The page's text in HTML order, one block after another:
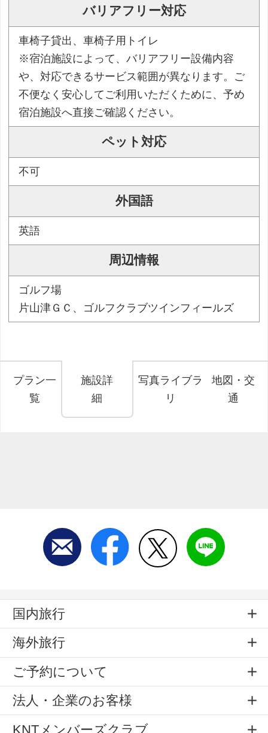
バリアフリー対応
車椅子貸出、車椅子用トイレ
※宿泊施設によって、バリアフリー設備内容
や、対応できるサービス範囲が異なります。ご
不便なく安心してご利用いただくために、予め
宿泊施設へ直接ご確認ください。
ペット対応
不可
外国語
英語
周辺情報
ゴルフ場
片山津ＧＣ、ゴルフクラブツインフィールズ
プラン一
覧
施設詳
細
写真ライブラ
リ
地図・交
通
国内旅行
海外旅行
ご予約について
法人・企業のお客様
KNTメンバーズクラブ